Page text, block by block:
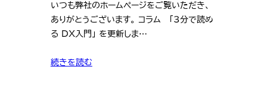
いつも弊社のホームページをご覧いただき、
ありがとうございます。 コラム 「3分で読め
る DX入門」 を更新しま…
続きを読む